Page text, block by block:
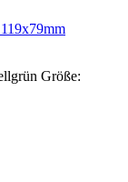
Größe: